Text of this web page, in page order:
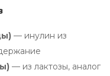
— инулин из
— из лактозы, аналог